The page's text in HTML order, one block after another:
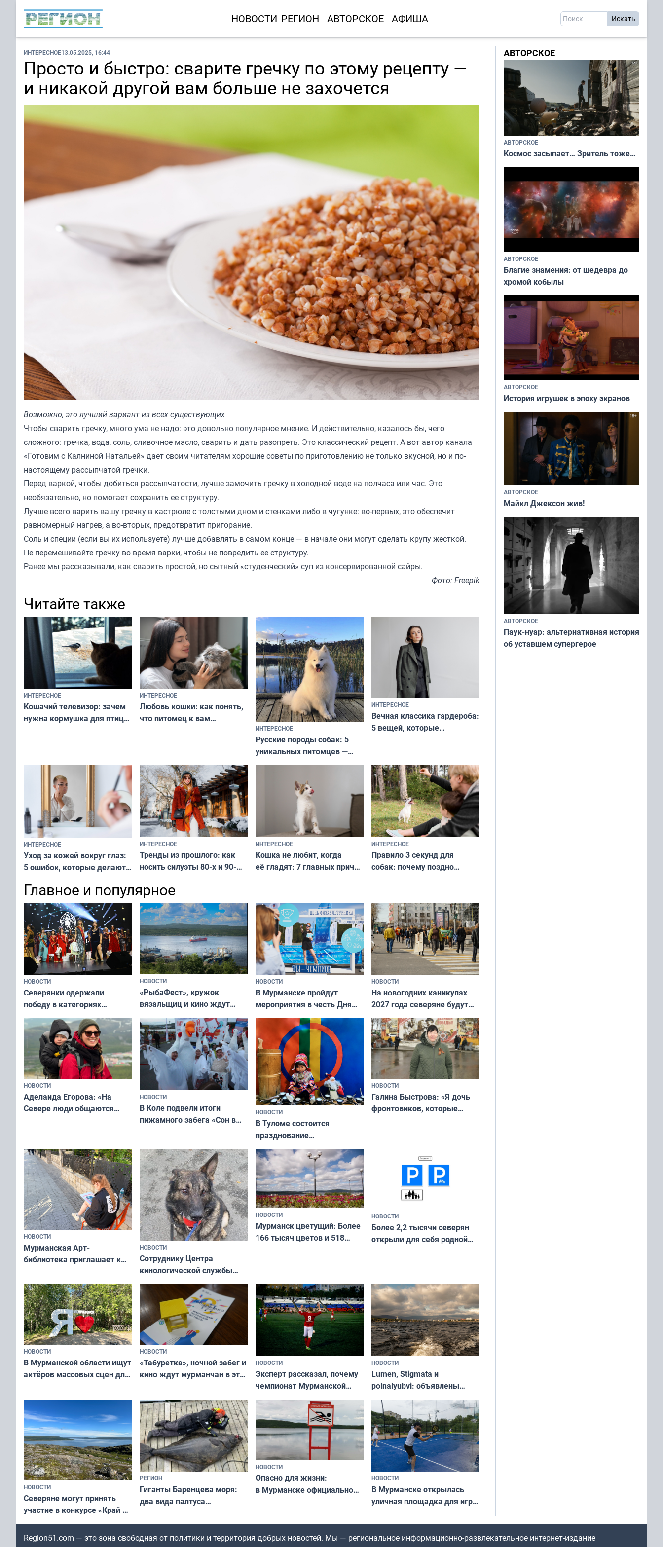
НОВОСТИ РЕГИОН АВТОРСКОЕ АФИША
ИНТЕРЕСНОЕ13.05.2025, 16:44
Просто и быстро: сварите гречку по этому рецепту —
и никакой другой вам больше не захочется
Возможно, это лучший вариант из всех существующих
Чтобы сварить гречку, много ума не надо: это довольно популярное мнение. И действительно, казалось бы, чего
сложного: гречка, вода, соль, сливочное масло, сварить и дать разопреть. Это классический рецепт. А вот автор канала
«Готовим с Калниной Натальей» дает своим читателям хорошие советы по приготовлению не только вкусной, но и по-
настоящему рассыпчатой гречки.
Перед варкой, чтобы добиться рассыпчатости, лучше замочить гречку в холодной воде на полчаса или час. Это
необязательно, но помогает сохранить ее структуру.
Лучше всего варить вашу гречку в кастрюле с толстыми дном и стенками либо в чугунке: во-первых, это обеспечит
равномерный нагрев, а во-вторых, предотвратит пригорание.
Соль и специи (если вы их используете) лучше добавлять в самом конце — в начале они могут сделать крупу жесткой.
Не перемешивайте гречку во время варки, чтобы не повредить ее структуру.
Ранее мы рассказывали, как сварить простой, но сытный «студенческий» суп из консервированной сайры.
Фото: Freepik
Читайте также
ИНТЕРЕСНОЕ
Кошачий телевизор: зачем
нужна кормушка для птиц
ИНТЕРЕСНОЕ
Любовь кошки: как понять,
что питомец к вам
ИНТЕРЕСНОЕ
Русские породы собак: 5
уникальных питомцев —
национальные сокровища
и характером
ИНТЕРЕСНОЕ
Вечная классика гардероба:
5 вещей, которые
и актуально в любой сезон
ИНТЕРЕСНОЕ
Уход за кожей вокруг глаз:
5 ошибок, которые делают
и вернуть свежий взгляд
без дорогих средств
ИНТЕРЕСНОЕ
Тренды из прошлого: как
носить силуэты 80-х и 90-
современно и стильно без
переплат
ИНТЕРЕСНОЕ
Кошка не любит, когда
её гладят: 7 главных причин
независимому питомцу
ИНТЕРЕСНОЕ
Правило 3 секунд для
собак: почему поздно
питомцу всё сразу и без
криков
Главное и популярное
НОВОСТИ
Северянки одержали
победу в категориях
всероссийского конкурса
«Мисс и Миссис Великая
Русь»
НОВОСТИ
«РыбаФест», кружок
вязальщиц и кино ждут
мурманчан в эти выходные
НОВОСТИ
В Мурманске пройдут
мероприятия в честь Дня
физкультурника
НОВОСТИ
На новогодних каникулах
2027 года северяне будут
отдыхать 11 дней
НОВОСТИ
Аделаида Егорова: «На
Севере люди общаются
НОВОСТИ
В Коле подвели итоги
пижамного забега «Сон в
НОВОСТИ
В Туломе состоится
празднование
Международного дня
коренных народов мира
НОВОСТИ
Галина Быстрова: «Я дочь
фронтовиков, которые
НОВОСТИ
Мурманская Арт-
библиотека приглашает к
и фотографов
НОВОСТИ
Сотруднику Центра
кинологической службы
ищут новый дом
НОВОСТИ
Мурманск цветущий: Более
166 тысяч цветов и 518
НОВОСТИ
Более 2,2 тысячи северян
открыли для себя родной
НОВОСТИ
В Мурманской области ищут
актёров массовых сцен для
короткометражном фильме
НОВОСТИ
«Табуретка», ночной забег и
кино ждут мурманчан в эти
НОВОСТИ
Эксперт рассказал, почему
чемпионат Мурманской
области по футболу остался
незамеченным
НОВОСТИ
Lumen, Stigmata и
polnalyubvi: объявлены
хедлайнеры фестиваля
«Имандра» в 2026 года
НОВОСТИ
Северяне могут принять
участие в конкурсе «Край у
северной границы: фотогид
по Печенгскому округу»
РЕГИОН
Гиганты Баренцева моря:
два вида палтуса
НОВОСТИ
Опасно для жизни:
в Мурманске официально
НОВОСТИ
В Мурманске открылась
уличная площадка для игры
АВТОРСКОЕ
АВТОРСКОЕ
Космос засыпает… Зритель тоже…
АВТОРСКОЕ
Благие знамения: от шедевра до
хромой кобылы
АВТОРСКОЕ
История игрушек в эпоху экранов
АВТОРСКОЕ
Майкл Джексон жив!
АВТОРСКОЕ
Паук-нуар: альтернативная история
об уставшем супергерое
Region51.com — это зона свободная от политики и территория добрых новостей. Мы — региональное информационно-развлекательное интернет-издание